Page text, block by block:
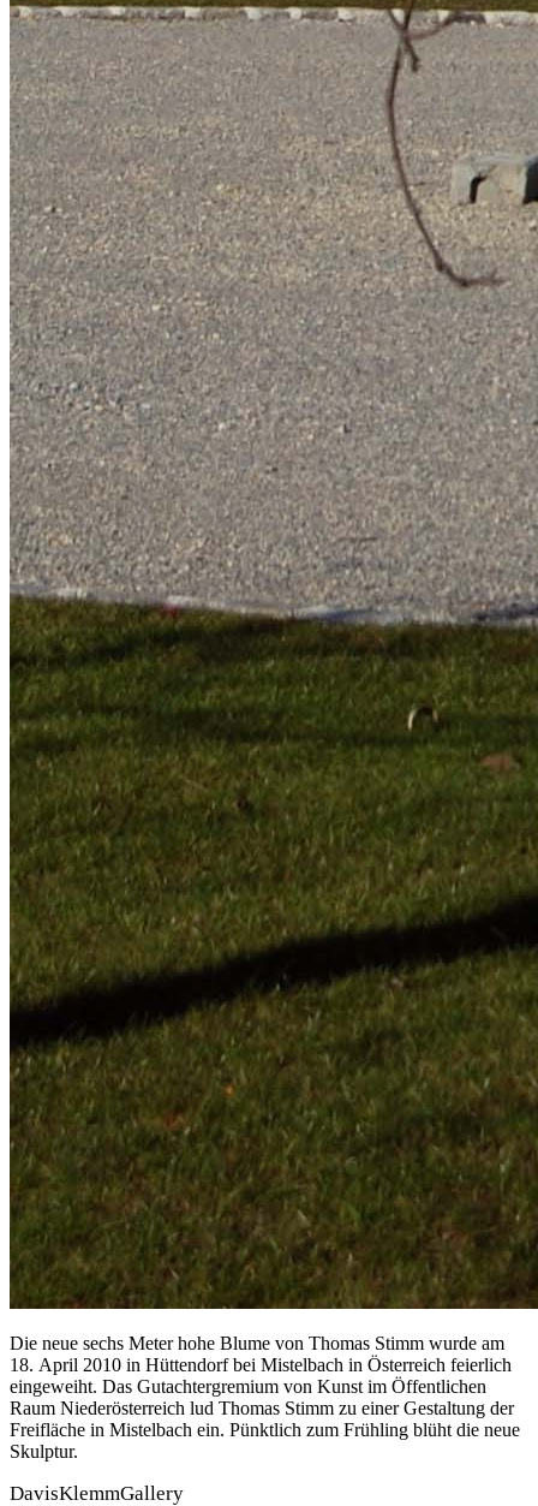
Die neue sechs Meter hohe Blume von Thomas Stimm wurde am
18. April 2010 in Hüttendorf bei Mistelbach in Österreich feierlich
eingeweiht. Das Gutachtergremium von Kunst im Öffentlichen
Raum Niederösterreich lud Thomas Stimm zu einer Gestaltung der
Freifläche in Mistelbach ein. Pünktlich zum Frühling blüht die neue
Skulptur.
DavisKlemmGallery